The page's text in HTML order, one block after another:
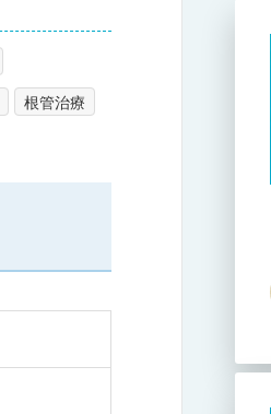
根管治療